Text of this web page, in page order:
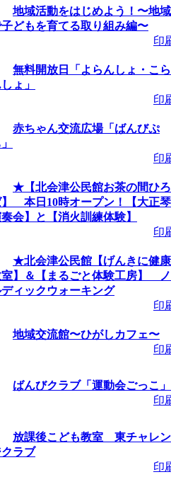
くり」」 受
のこびる塾
期間：～
号乗車体
くり」」 受
地域活動をはじめよう！〜地域
どもを育てる取り組み編〜
印
無料開放日「よらんしょ・こら
ょ」
印
赤ちゃん交流広場「ばんびぷ
印
★【北会津公民館お茶の間ひろ
】 本日10時オープン！【大正琴
会】と【消火訓練体験】
印
★北会津公民館【げんきに健康
】＆【まるごと体験工房】 ノ
ディックウォーキング
印
地域交流館〜ひがしカフェ〜
印
ばんびクラブ「運動会ごっこ」
印
放課後こども教室 東チャレン
ラブ
印